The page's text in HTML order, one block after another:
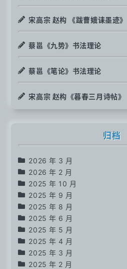
宋高宗 赵构 《跋曹娥诔墨迹》
蔡邕《九势》书法理论
蔡邕《笔论》书法理论
宋高宗 赵构《暮春三月诗帖》
归档
2026 年 3 月
2026 年 2 月
2025 年 10 月
2025 年 9 月
2025 年 8 月
2025 年 6 月
2025 年 5 月
2025 年 4 月
2025 年 3 月
2025 年 2 月